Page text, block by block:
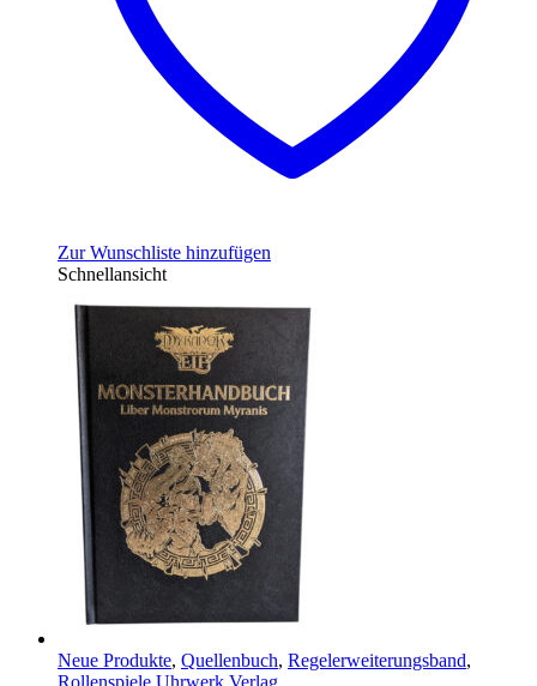
Zur Wunschliste hinzufügen
Schnellansicht
Neue Produkte, Quellenbuch, Regelerweiterungsband,
Rollenspiele Uhrwerk Verlag